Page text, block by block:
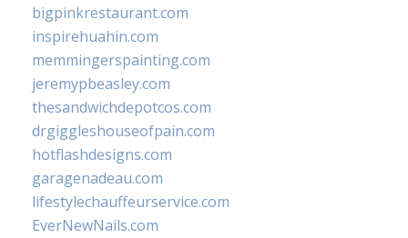
bigpinkrestaurant.com
inspirehuahin.com
memmingerspainting.com
jeremypbeasley.com
thesandwichdepotcos.com
drgiggleshouseofpain.com
hotflashdesigns.com
garagenadeau.com
lifestylechauffeurservice.com
EverNewNails.com